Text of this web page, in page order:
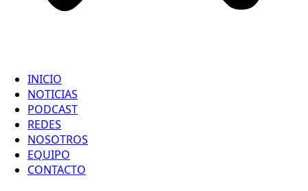
INICIO
NOTICIAS
PODCAST
REDES
NOSOTROS
EQUIPO
CONTACTO